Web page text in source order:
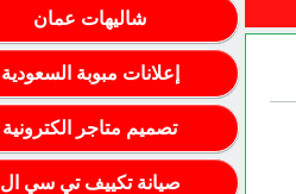
شاليهات عمان
إعلانات مبوبة السعودية
تصميم متاجر الكترونية
صيانة تكييف تي سي ال